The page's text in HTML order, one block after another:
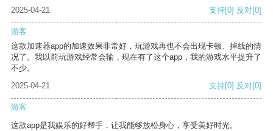
2025-04-21 支持[0] 反对[0]
游客
这款加速器app的加速效果非常好，玩游戏再也不会出现卡顿、掉线的情
况了。我以前玩游戏经常会输，现在有了这个app，我的游戏水平提升了
不少。
2025-04-21
支持[0] 反对[0]
游客
这款app是我娱乐的好帮手，让我能够放松身心，享受美好时光。